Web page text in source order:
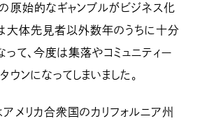
原始的なギャンブルがビジネス化
は大体先見者以外数年のうちに十分
て、今度は集落やコミュニティー
ウンになってしまいました。
メリカ合衆国のカリフォルニア州